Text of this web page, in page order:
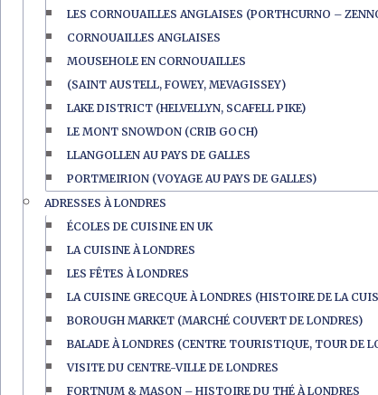
LES CORNOUAILLES ANGLAISES (PORTHCURNO –
CORNOUAILLES ANGLAISES
MOUSEHOLE EN CORNOUAILLES
(SAINT AUSTELL, FOWEY, MEVAGISSEY)
LAKE DISTRICT (HELVELLYN, SCAFELL PIKE)
LE MONT SNOWDON (CRIB GOCH)
LLANGOLLEN AU PAYS DE GALLES
PORTMEIRION (VOYAGE AU PAYS DE GALLES)
ADRESSES À LONDRES
ÉCOLES DE CUISINE EN UK
LA CUISINE À LONDRES
LES FÊTES À LONDRES
LA CUISINE GRECQUE À LONDRES (HISTOIRE DE LA
BOROUGH MARKET (MARCHÉ COUVERT DE LONDRES)
BALADE À LONDRES (CENTRE TOURISTIQUE, TOUR DE
VISITE DU CENTRE-VILLE DE LONDRES
FORTNUM & MASON – HISTOIRE DU THÉ À LONDRES